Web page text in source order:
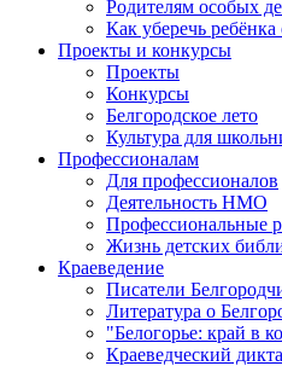
Родителям особых
Как уберечь ребёнка
Проекты и конкурсы
Проекты
Конкурсы
Белгородское лето
Культура для
Профессионалам
Для профессионалов
Деятельность НМО
Профессиональные
Жизнь детских
Краеведение
Писатели
Литература о
"Белогорье: край в
Краеведческий